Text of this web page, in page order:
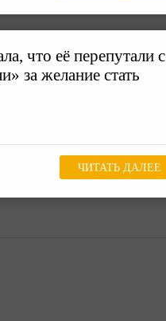
что её перепутали с
за желание стать
ЧИТАТЬ ДАЛЕЕ